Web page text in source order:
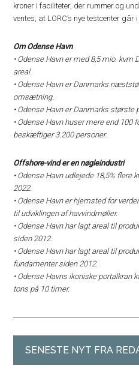
kroner i faciliteter, der rummer og
ventes, at LORC’s nye testcenter
Om Odense Havn
• Odense Havn er med 8,5 mio.
areal.
• Odense Havn er Danmarks
omsætning.
• Odense Havn er Danmarks største
• Odense Havn huser mere end 100
beskæftiger 3.200 personer.
Offshore-vind er en nøgleindustri
• Odense Havn udlejede 18,5% flere
2022.
• Odense Havn er hjemsted for
til udviklingen af havvindmøller.
• Odense Havn har lagt areal til
siden 2012.
• Odense Havn har lagt areal til
fundamenter siden 2012.
• Odense Havns ikoniske portalkran
tons på 10 timer.
SENESTE NYT FRA